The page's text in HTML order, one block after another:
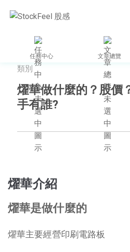
任務中心 文章總覽
類別
燿華做什麼的？股價
手有誰?
燿華介紹
燿華是做什麼的
燿華主要經營印刷電路板